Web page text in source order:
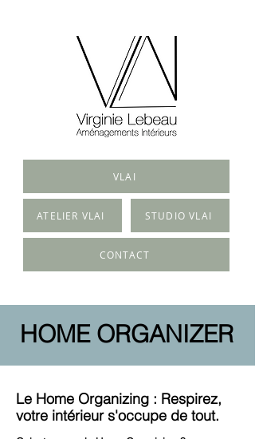
VLAI
ATELIER VLAI STUDIO VLAI
CONTACT
HOME ORGANIZER
Le Home Organizing : Respirez,
votre intérieur s'occupe de tout.